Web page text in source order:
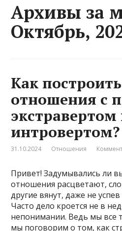
Архивы за
Октябрь,
Как
отношения с
экстравертом
интровертом?
31.10.2024 Отношения
Привет! Задумывались ли
отношения расцветают,
другие вянут, даже не
Часто дело кроется не в
непонимании. Ведь мы все
мы поговорим о том, как